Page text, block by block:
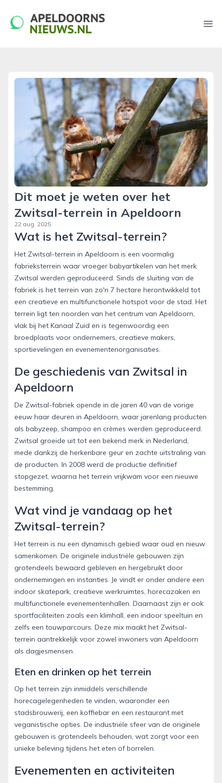
apeldoornsnieuws.nl
Dit moet je weten over het
Zwitsal-terrein in Apeldoorn
22 aug. 2025
Wat is het Zwitsal-terrein?
Het Zwitsal-terrein in Apeldoorn is een voormalig
fabrieksterrein waar vroeger babyartikelen van het merk
Zwitsal werden geproduceerd. Sinds de sluiting van de
fabriek is het terrein van zo'n 7 hectare herontwikkeld tot
een creatieve en multifunctionele hotspot voor de stad. Het
terrein ligt ten noorden van het centrum van Apeldoorn,
vlak bij het Kanaal Zuid en is tegenwoordig een
broedplaats voor ondernemers, creatieve makers,
sportievelingen en evenementenorganisaties.
De geschiedenis van Zwitsal in
Apeldoorn
De Zwitsal-fabriek opende in de jaren 40 van de vorige
eeuw haar deuren in Apeldoorn, waar jarenlang producten
als babyzeep, shampoo en crèmes werden geproduceerd.
Zwitsal groeide uit tot een bekend merk in Nederland,
mede dankzij de herkenbare geur en zachte uitstraling van
de producten. In 2008 werd de productie definitief
stopgezet, waarna het terrein vrijkwam voor een nieuwe
bestemming.
Wat vind je vandaag op het
Zwitsal-terrein?
Het terrein is nu een dynamisch gebied waar oud en nieuw
samenkomen. De originele industriële gebouwen zijn
grotendeels bewaard gebleven en hergebruikt door
ondernemingen en instanties. Je vindt er onder andere een
indoor skatepark, creatieve werkruimtes, horecazaken en
multifunctionele evenementenhallen. Daarnaast zijn er ook
sportfaciliteiten zoals een klimhall, een indoor speeltuin en
zelfs een touwparcours. Deze mix maakt het Zwitsal-
terrein aantrekkelijk voor zowel inwoners van Apeldoorn
als dagjesmensen.
Eten en drinken op het terrein
Op het terrein zijn inmiddels verschillende
horecagelegenheden te vinden, waaronder een
stadsbrouwerij, een koffiebar en een restaurant met
veganistische opties. De industriële sfeer van de originele
gebouwen is grotendeels behouden, wat zorgt voor een
unieke beleving tijdens het eten of borrelen.
Evenementen en activiteiten